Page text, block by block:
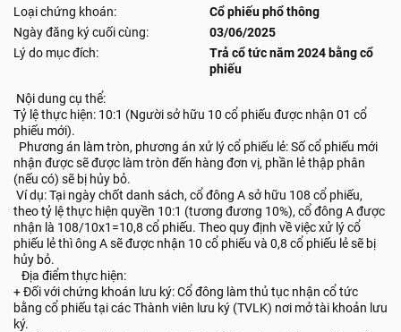
Loại chứng khoán:
Cổ phiếu phổ thông
Ngày đăng ký cuối cùng:
03/06/2025
Lý do mục đích:
Trả cổ tức năm 2024 bằng cổ
phiếu
Nội dung cụ thể:
Tỷ lệ thực hiện: 10:1 (Người sở hữu 10 cổ phiếu được nhận 01 cổ
phiếu mới).
Phương án làm tròn, phương án xử lý cổ phiếu lẻ: Số cổ phiếu mới
nhận được sẽ được làm tròn đến hàng đơn vị, phần lẻ thập phân
(nếu có) sẽ bị hủy bỏ.
Ví dụ: Tại ngày chốt danh sách, cổ đông A sở hữu 108 cổ phiếu,
theo tỷ lệ thực hiện quyền 10:1 (tương đương 10%), cổ đông A được
nhận là 108/10x1=10,8 cổ phiếu. Theo quy định về việc xử lý cổ
phiếu lẻ thì ông A sẽ được nhận 10 cổ phiếu và 0,8 cổ phiếu lẻ sẽ bị
hủy bỏ.
Địa điểm thực hiện:
+ Đối với chứng khoán lưu ký: Cổ đông làm thủ tục nhận cổ tức
bằng cổ phiếu tại các Thành viên lưu ký (TVLK) nơi mở tài khoản lưu
ký.